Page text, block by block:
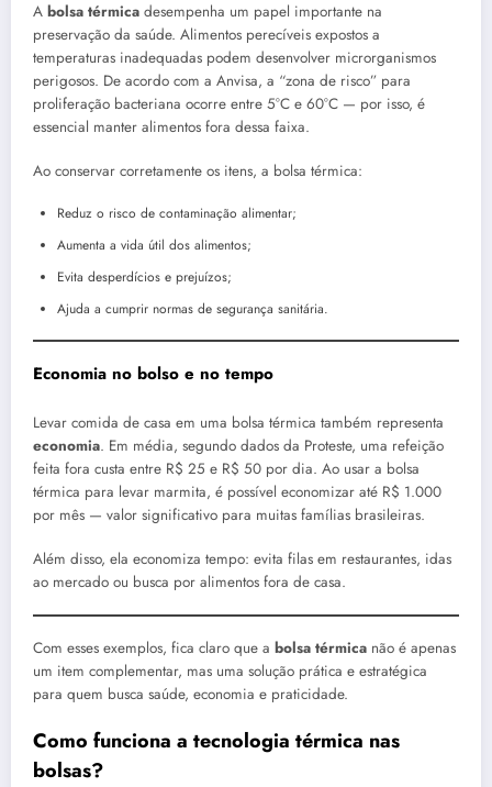
A bolsa térmica desempenha um papel importante na
preservação da saúde. Alimentos perecíveis expostos a
temperaturas inadequadas podem desenvolver microrganismos
perigosos. De acordo com a Anvisa, a “zona de risco” para
proliferação bacteriana ocorre entre 5°C e 60°C — por isso, é
essencial manter alimentos fora dessa faixa.
Ao conservar corretamente os itens, a bolsa térmica:
Reduz o risco de contaminação alimentar;
Aumenta a vida útil dos alimentos;
Evita desperdícios e prejuízos;
Ajuda a cumprir normas de segurança sanitária.
Economia no bolso e no tempo
Levar comida de casa em uma bolsa térmica também representa
economia. Em média, segundo dados da Proteste, uma refeição
feita fora custa entre R$ 25 e R$ 50 por dia. Ao usar a bolsa
térmica para levar marmita, é possível economizar até R$ 1.000
por mês — valor significativo para muitas famílias brasileiras.
Além disso, ela economiza tempo: evita filas em restaurantes, idas
ao mercado ou busca por alimentos fora de casa.
Com esses exemplos, fica claro que a bolsa térmica não é apenas
um item complementar, mas uma solução prática e estratégica
para quem busca saúde, economia e praticidade.
Como funciona a tecnologia térmica nas
bolsas?